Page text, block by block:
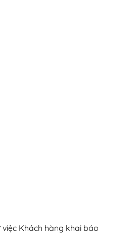
Khách hàng khai báo